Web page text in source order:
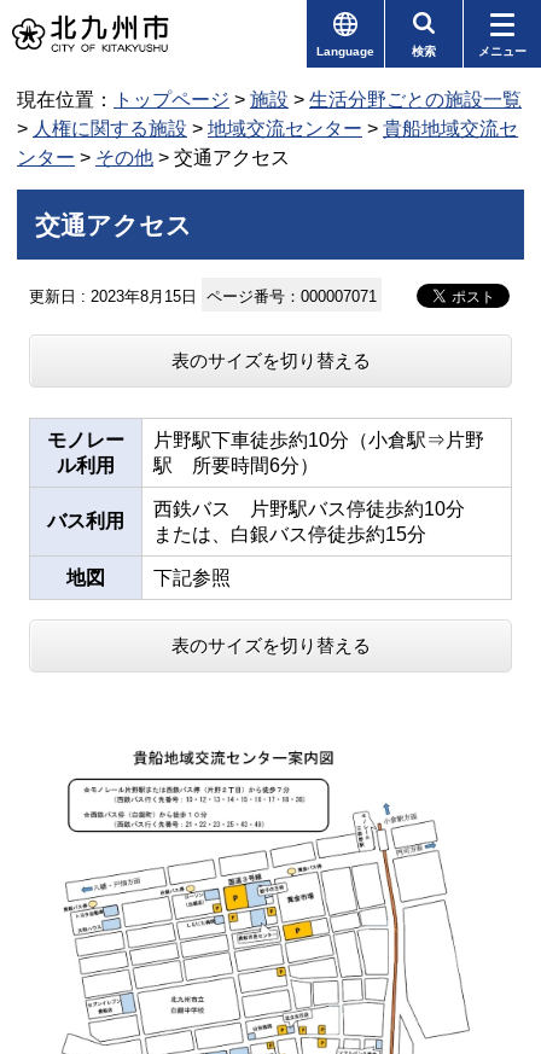
Language 検索 メニュー
現在位置： トップページ > 施設 > 生活分野ごとの施設一覧
> 人権に関する施設 > 地域交流センター > 貴船地域交流セ
ンター > その他 > 交通アクセス
交通アクセス
更新日 : 2023年8月15日 ページ番号：000007071
表のサイズを切り替える
モノレー
ル利用
片野駅下車徒歩約10分（小倉駅⇒片野
駅 所要時間6分）
バス利用
西鉄バス 片野駅バス停徒歩約10分
または、白銀バス停徒歩約15分
地図 下記参照
表のサイズを切り替える